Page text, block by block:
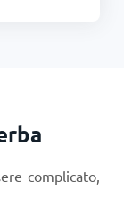
complicato,